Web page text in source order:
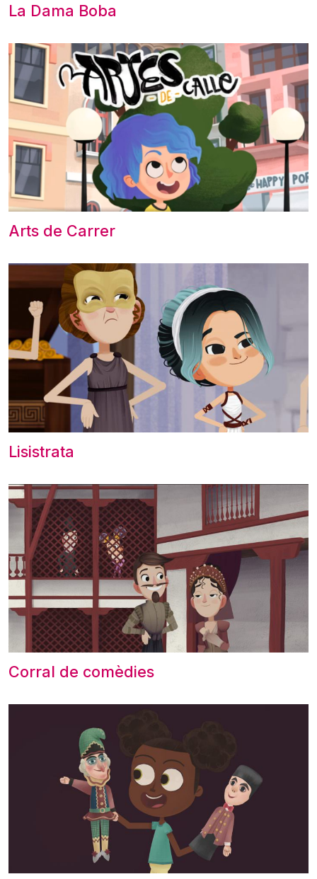
La Dama Boba
Arts de Carrer
Lisistrata
Corral de comèdies